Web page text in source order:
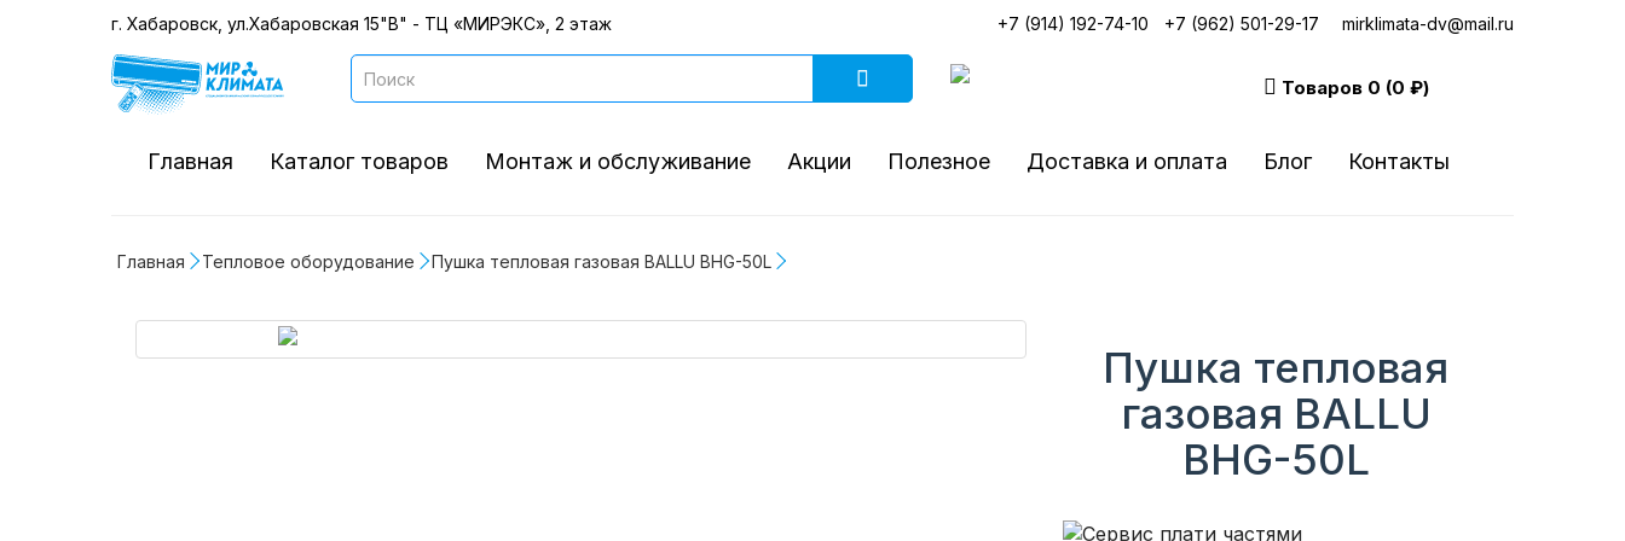
г. Хабаровск, ул.Хабаровская 15"В" - ТЦ «МИРЭКС», 2 этаж +7 (914) 192-74-10 +7 (962) 501-29-17 mirklimata-dv@mail.ru
Товаров 0 (0 ₽)
Главная Каталог товаров Монтаж и обслуживание Акции Полезное Доставка и оплата Блог Контакты
Главная Тепловое оборудование Пушка тепловая газовая BALLU BHG-50L
Пушка тепловая
газовая BALLU
BHG-50L